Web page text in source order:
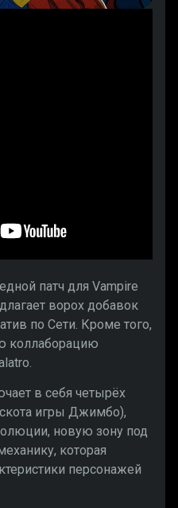
патч для Vampire
ворох добавок
по Сети. Кроме того,
коллаборацию
в себя четырёх
игры Джимбо),
новую зону под
которая
персонажей